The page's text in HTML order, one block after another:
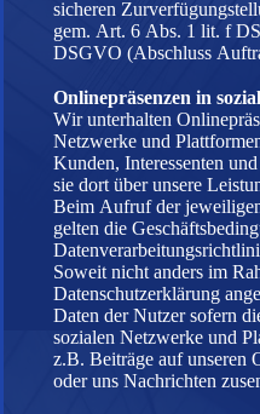
sicheren
gem. Art. 6 Abs. 1 lit. f
DSGVO (Abschluss
Onlinepräsenzen in
Wir unterhalten
Netzwerke und
Kunden, Interessenten
sie dort über unsere
Beim Aufruf der
gelten die
Soweit nicht anders im
Datenschutzerklärung
Daten der Nutzer sofern
sozialen Netzwerke und
z.B. Beiträge auf unseren
oder uns Nachrichten